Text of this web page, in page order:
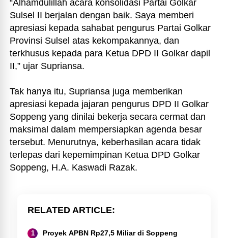
“Alhamdulillah acara konsolidasi Partai Golkar
Sulsel II berjalan dengan baik. Saya memberi
apresiasi kepada sahabat pengurus Partai Golkar
Provinsi Sulsel atas kekompakannya, dan
terkhusus kepada para Ketua DPD II Golkar dapil
II,” ujar Supriansa.
Tak hanya itu, Supriansa juga memberikan
apresiasi kepada jajaran pengurus DPD II Golkar
Soppeng yang dinilai bekerja secara cermat dan
maksimal dalam mempersiapkan agenda besar
tersebut. Menurutnya, keberhasilan acara tidak
terlepas dari kepemimpinan Ketua DPD Golkar
Soppeng, H.A. Kaswadi Razak.
RELATED ARTICLE
Proyek APBN Rp27,5 Miliar di Soppeng